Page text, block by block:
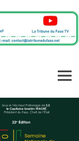
MENU